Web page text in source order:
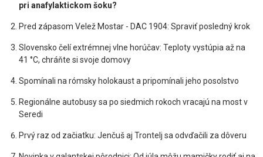
pri anafylaktickom šoku?
Pred zápasom Velež Mostar - DAC 1904: Spraviť posledný krok
Slovensko čelí extrémnej vlne horúčav: Teploty vystúpia až na
41 °C, chráňte si svoje domovy
Spomínali na rómsky holokaust a pripomínali jeho posolstvo
Regionálne autobusy sa po siedmich rokoch vracajú na most v
Seredi
Prvý raz od začiatku: Jenčuš aj Trontelj sa odvďačili za dôveru